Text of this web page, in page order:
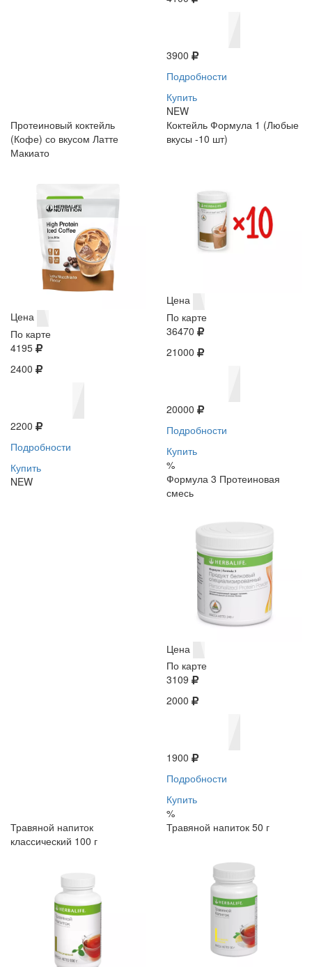
3900
Подробности
Купить
NEW
Протеиновый коктейль
(Кофе) со вкусом Латте
Макиато
Цена
По карте
4195
2400
2200
Подробности
Купить
NEW
Коктейль Формула 1 (Любые
вкусы -10 шт)
Цена
По карте
36470
21000
20000
Подробности
Купить
%
Формула 3 Протеиновая
смесь
Цена
По карте
3109
2000
1900
Подробности
Купить
%
Травяной напиток
классический 100 г
Травяной напиток 50 г